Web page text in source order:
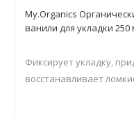
My.Organics
ванили для укладки 250
Фиксирует укладку,
восстанавливает